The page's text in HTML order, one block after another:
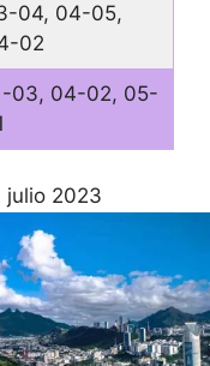
04, 04-05,
02
03, 04-02, 05-
julio 2023